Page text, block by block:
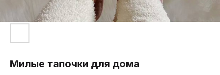
Милые тапочки для дома